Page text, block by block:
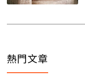
熱門文章